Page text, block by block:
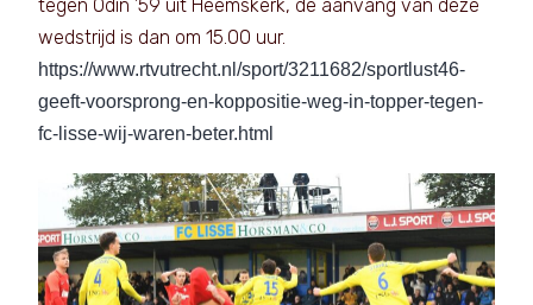
tegen Odin ’59 uit Heemskerk, de aanvang van deze
wedstrijd is dan om 15.00 uur.
https://www.rtvutrecht.nl/sport/3211682/sportlust46-
geeft-voorsprong-en-koppositie-weg-in-topper-tegen-
fc-lisse-wij-waren-beter.html